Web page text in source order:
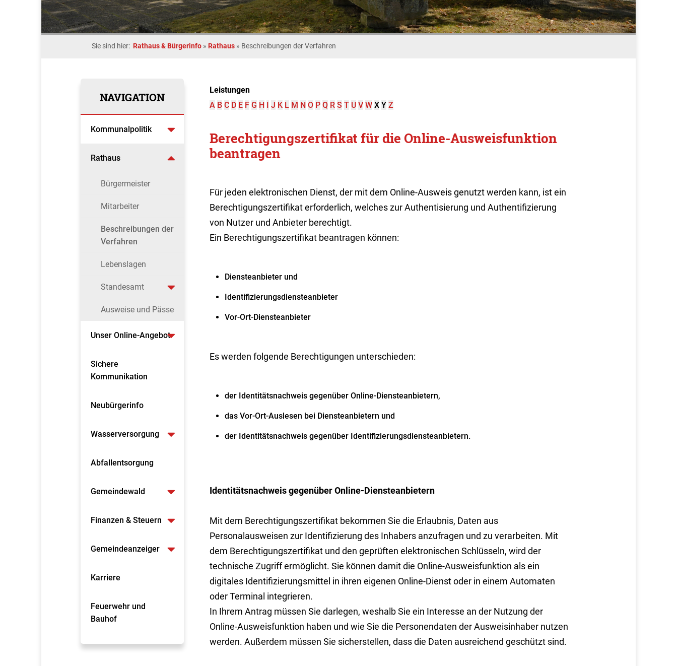
Sie sind hier: Rathaus & Bürgerinfo » Rathaus » Beschreibungen der Verfahren
NAVIGATION
Kommunalpolitik
Rathaus
Bürgermeister
Mitarbeiter
Beschreibungen der
Verfahren
Lebenslagen
Standesamt
Ausweise und Pässe
Unser Online-Angebot
Sichere
Kommunikation
Neubürgerinfo
Wasserversorgung
Abfallentsorgung
Gemeindewald
Finanzen & Steuern
Gemeindeanzeiger
Karriere
Feuerwehr und
Bauhof
Leistungen
A B C D E F G H I J K L M N O P Q R S T U V W X Y Z
Berechtigungszertifikat für die Online-Ausweisfunktion
beantragen
Für jeden elektronischen Dienst, der mit dem Online-Ausweis genutzt werden kann, ist ein
Berechtigungszertifikat erforderlich, welches zur Authentisierung und Authentifizierung
von Nutzer und Anbieter berechtigt.
Ein Berechtigungszertifikat beantragen können:
Diensteanbieter und
Identifizierungsdiensteanbieter
Vor-Ort-Diensteanbieter
Es werden folgende Berechtigungen unterschieden:
der Identitätsnachweis gegenüber Online-Diensteanbietern,
das Vor-Ort-Auslesen bei Diensteanbietern und
der Identitätsnachweis gegenüber Identifizierungsdiensteanbietern.
Identitätsnachweis gegenüber Online-Diensteanbietern
Mit dem Berechtigungszertifikat bekommen Sie die Erlaubnis, Daten aus
Personalausweisen zur Identifizierung des Inhabers anzufragen und zu verarbeiten. Mit
dem Berechtigungszertifikat und den geprüften elektronischen Schlüsseln, wird der
technische Zugriff ermöglicht. Sie können damit die Online-Ausweisfunktion als ein
digitales Identifizierungsmittel in ihren eigenen Online-Dienst oder in einem Automaten
oder Terminal integrieren.
In Ihrem Antrag müssen Sie darlegen, weshalb Sie ein Interesse an der Nutzung der
Online-Ausweisfunktion haben und wie Sie die Personendaten der Ausweisinhaber nutzen
werden. Außerdem müssen Sie sicherstellen, dass die Daten ausreichend geschützt sind.